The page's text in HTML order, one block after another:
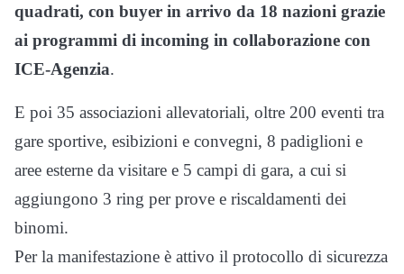
quadrati, con buyer in arrivo da 18 nazioni grazie
ai programmi di incoming in collaborazione con
ICE-Agenzia.
E poi 35 associazioni allevatoriali, oltre 200 eventi tra
gare sportive, esibizioni e convegni, 8 padiglioni e
aree esterne da visitare e 5 campi di gara, a cui si
aggiungono 3 ring per prove e riscaldamenti dei
binomi.
Per la manifestazione è attivo il protocollo di sicurezza